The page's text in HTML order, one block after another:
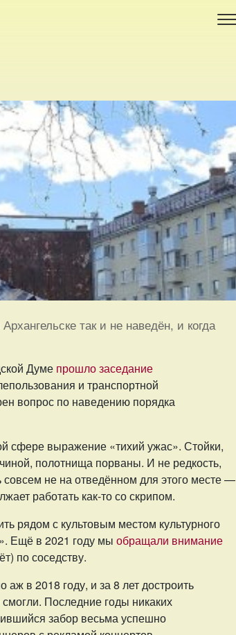
так и не наведён, и когда
Думе прошло заседание
и транспортной
вопрос по наведению порядка
сфере выражение «тихий ужас». Стойки,
полотнища порваны. И не редкость,
не на отведённом для этого месте —
работать как-то со скрипом.
рядом с культовым местом культурного
Ещё в 2021 году мы обращали внимание
по соседству.
в 2018 году, и за 8 лет достроить
Последние годы никаких
забор весьма успешно